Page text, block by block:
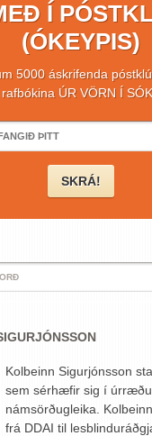
Í
(ÓKEYPIS)
5000 áskrifenda
ÚR VÖRN Í
Kolbeinn Sigurjónsson
sem sérhæfir sig í
námsörðugleika.
frá DDAI til